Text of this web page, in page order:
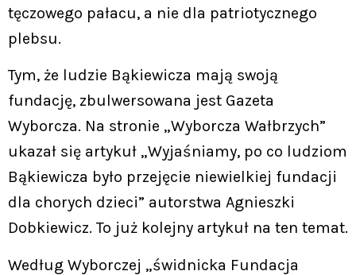
tęczowego pałacu, a nie dla patriotycznego
plebsu.
Tym, że ludzie Bąkiewicza mają swoją
fundację, zbulwersowana jest Gazeta
Wyborcza. Na stronie „Wyborcza Wałbrzych”
ukazał się artykuł „Wyjaśniamy, po co ludziom
Bąkiewicza było przejęcie niewielkiej fundacji
dla chorych dzieci” autorstwa Agnieszki
Dobkiewicz. To już kolejny artykuł na ten temat.
Według Wyborczej „świdnicka Fundacja